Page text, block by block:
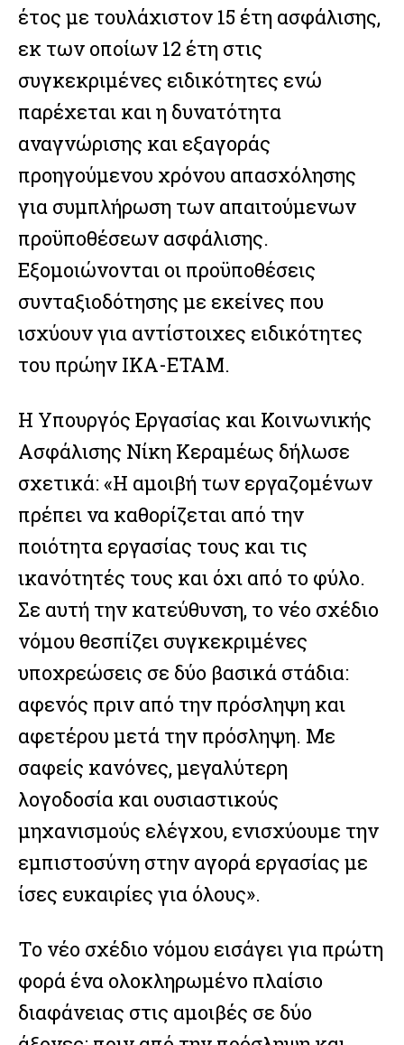
έτος με τουλάχιστον 15 έτη ασφάλισης,
εκ των οποίων 12 έτη στις
συγκεκριμένες ειδικότητες ενώ
παρέχεται και η δυνατότητα
αναγνώρισης και εξαγοράς
προηγούμενου χρόνου απασχόλησης
για συμπλήρωση των απαιτούμενων
προϋποθέσεων ασφάλισης.
Εξομοιώνονται οι προϋποθέσεις
συνταξιοδότησης με εκείνες που
ισχύουν για αντίστοιχες ειδικότητες
του πρώην ΙΚΑ-ΕΤΑΜ.
Η Υπουργός Εργασίας και Κοινωνικής
Ασφάλισης Νίκη Κεραμέως δήλωσε
σχετικά: «Η αμοιβή των εργαζομένων
πρέπει να καθορίζεται από την
ποιότητα εργασίας τους και τις
ικανότητές τους και όχι από το φύλο.
Σε αυτή την κατεύθυνση, το νέο σχέδιο
νόμου θεσπίζει συγκεκριμένες
υποχρεώσεις σε δύο βασικά στάδια:
αφενός πριν από την πρόσληψη και
αφετέρου μετά την πρόσληψη. Με
σαφείς κανόνες, μεγαλύτερη
λογοδοσία και ουσιαστικούς
μηχανισμούς ελέγχου, ενισχύουμε την
εμπιστοσύνη στην αγορά εργασίας με
ίσες ευκαιρίες για όλους».
Το νέο σχέδιο νόμου εισάγει για πρώτη
φορά ένα ολοκληρωμένο πλαίσιο
διαφάνειας στις αμοιβές σε δύο